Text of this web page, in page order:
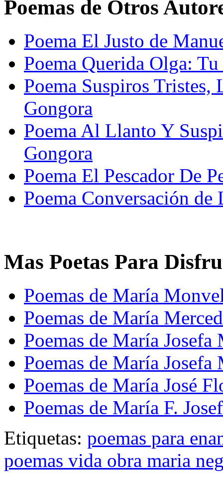
Poemas de Otros
Poema El Justo de
Poema Querida Olga:
Poema Suspiros Tristes,
Gongora
Poema Al Llanto Y
Gongora
Poema El Pescador De
Poema Conversación
Mas Poetas Para
Poemas de María
Poemas de María
Poemas de María Josefa
Poemas de María Josefa
Poemas de María José
Poemas de María F.
Etiquetas: poemas para
poemas vida obra maria